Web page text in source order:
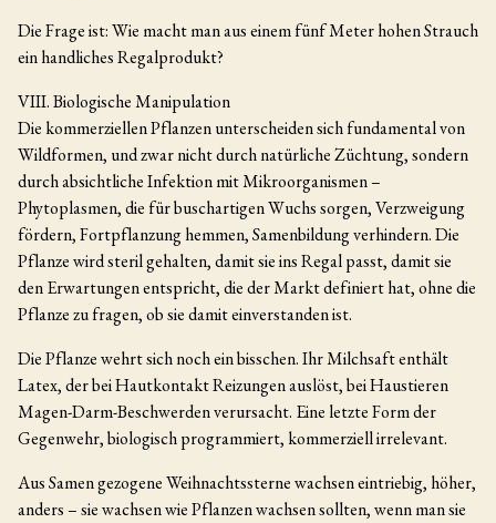
Die Frage ist: Wie macht man aus einem fünf Meter hohen Strauch
ein handliches Regalprodukt?
VIII. Biologische Manipulation
Die kommerziellen Pflanzen unterscheiden sich fundamental von
Wildformen, und zwar nicht durch natürliche Züchtung, sondern
durch absichtliche Infektion mit Mikroorganismen –
Phytoplasmen, die für buschartigen Wuchs sorgen, Verzweigung
fördern, Fortpflanzung hemmen, Samenbildung verhindern. Die
Pflanze wird steril gehalten, damit sie ins Regal passt, damit sie
den Erwartungen entspricht, die der Markt definiert hat, ohne die
Pflanze zu fragen, ob sie damit einverstanden ist.
Die Pflanze wehrt sich noch ein bisschen. Ihr Milchsaft enthält
Latex, der bei Hautkontakt Reizungen auslöst, bei Haustieren
Magen-Darm-Beschwerden verursacht. Eine letzte Form der
Gegenwehr, biologisch programmiert, kommerziell irrelevant.
Aus Samen gezogene Weihnachtssterne wachsen eintriebig, höher,
anders – sie wachsen wie Pflanzen wachsen sollten, wenn man sie